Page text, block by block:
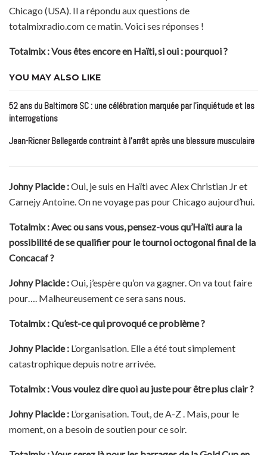
Chicago (USA). Il a répondu aux questions de
totalmixradio.com ce matin. Voici ses réponses !
Totalmix : Vous êtes encore en Haïti, si oui : pourquoi ?
YOU MAY ALSO LIKE
52 ans du Baltimore SC : une célébration marquée par l’inquiétude et les
interrogations
Jean-Ricner Bellegarde contraint à l’arrêt après une blessure musculaire
Johny Placide :Oui, je suis en Haïti avec Alex Christian Jr et
Carnejy Antoine. On ne voyage pas pour Chicago aujourd’hui.
Totalmix : Avec ou sans vous, pensez-vous qu’Haïti aura la
possibilité de se qualifier pour le tournoi octogonal final de la
Concacaf ?
Johny Placide :Oui, j’espère qu’on va gagner. On va tout faire
pour…. Malheureusement ce sera sans nous.
Totalmix : Qu’est-ce qui provoqué ce problème ?
Johny Placide : L’organisation. Elle a été tout simplement
catastrophique depuis notre arrivée.
Totalmix : Vous voulez dire quoi au juste pour être plus clair ?
Johny Placide : L’organisation. Tout, de A-Z . Mais, pour le
moment, on a besoin de soutien pour ce soir.